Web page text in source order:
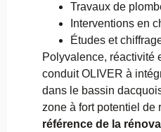
Travaux de
Interventions en
Études et
Polyvalence, réactivité
conduit OLIVER à
dans le bassin
zone à fort potentiel de
référence de la